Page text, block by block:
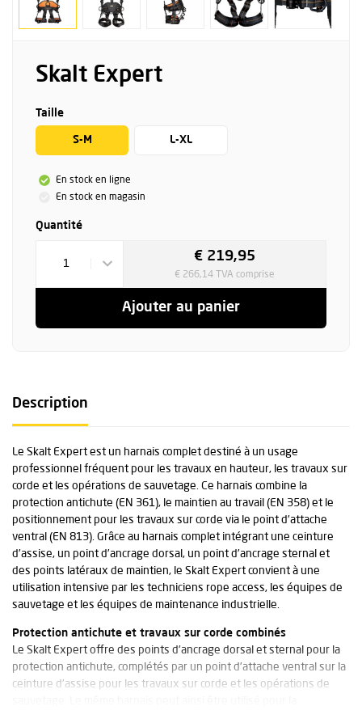
Skalt Expert
Taille
S-M L-XL
En stock en ligne
En stock en magasin
Quantité
1
€ 219,95
€ 266,14 TVA comprise
Ajouter au panier
Description
Le Skalt Expert est un harnais complet destiné à un usage
professionnel fréquent pour les travaux en hauteur, les travaux sur
corde et les opérations de sauvetage. Ce harnais combine la
protection antichute (EN 361), le maintien au travail (EN 358) et le
positionnement pour les travaux sur corde via le point d’attache
ventral (EN 813). Grâce au harnais complet intégrant une ceinture
d’assise, un point d’ancrage dorsal, un point d’ancrage sternal et
des points latéraux de maintien, le Skalt Expert convient à une
utilisation intensive par les techniciens rope access, les équipes de
sauvetage et les équipes de maintenance industrielle.
Protection antichute et travaux sur corde combinés
Le Skalt Expert offre des points d’ancrage dorsal et sternal pour la
protection antichute, complétés par un point d’attache ventral sur la
ceinture d’assise pour les travaux sur corde et les opérations de